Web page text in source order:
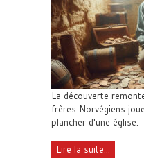
La découverte
frères Norvégiens
plancher d'une église.
Lire la suite...